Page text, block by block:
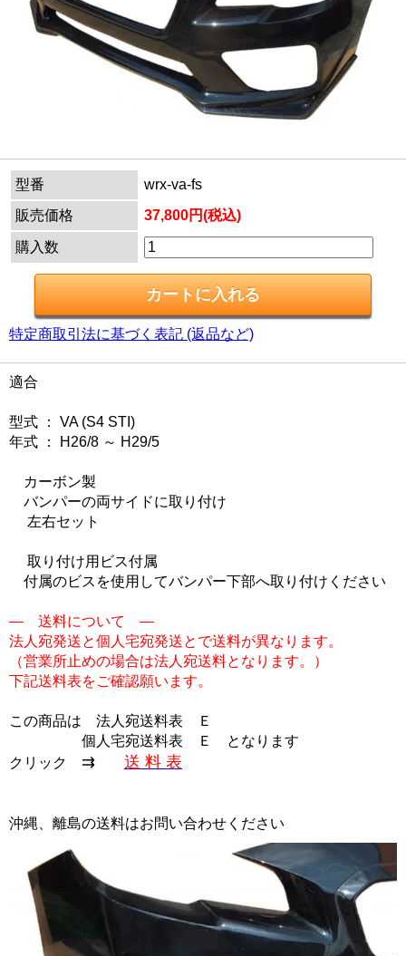
型番
wrx-va-fs
販売価格
37,800円(税込)
購入数
特定商取引法に基づく表記 (返品など)
適合
型式 ： VA (S4 STI)
年式 ： H26/8 ～ H29/5
カーボン製
バンパーの両サイドに取り付け
左右セット
取り付け用ビス付属
付属のビスを使用してバンパー下部へ取り付けください
― 送料について ―
法人宛発送と個人宅宛発送とで送料が異なります。
（営業所止めの場合は法人宛送料となります。）
下記送料表をご確認願います。
この商品は 法人宛送料表 Ｅ
個人宅宛送料表 Ｅ
となります
クリック ⇉ 送 料 表
沖縄、離島の送料はお問い合わせください